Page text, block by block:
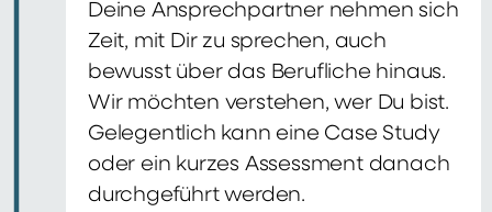
Deine Ansprechpartner nehmen sich
Zeit, mit Dir zu sprechen, auch
bewusst über das Berufliche hinaus.
Wir möchten verstehen, wer Du bist.
Gelegentlich kann eine Case Study
oder ein kurzes Assessment danach
durchgeführt werden.